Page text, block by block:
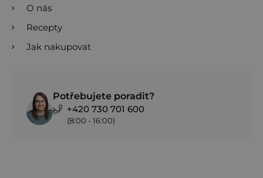
O nás
Recepty
Jak nakupovat
Potřebujete poradit?
+420 730 701 600
(8:00 - 16:00)